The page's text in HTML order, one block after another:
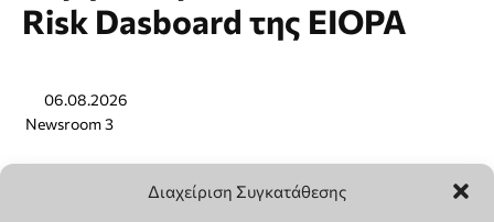
Διαχείριση Συγκατάθεσης